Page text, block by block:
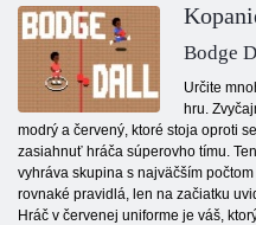
Bodge
Určite
hru.
modrý a červený, ktoré stoja oproti
zasiahnuť hráča súperovho tímu.
vyhráva skupina s najväčším
rovnaké pravidlá, len na začiatku
Hráč v červenej uniforme je váš,